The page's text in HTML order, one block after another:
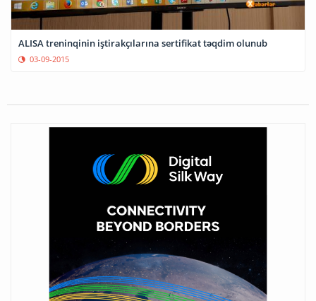
ALISA treninqinin iştirakçılarına sertifikat təqdim olunub
03-09-2015